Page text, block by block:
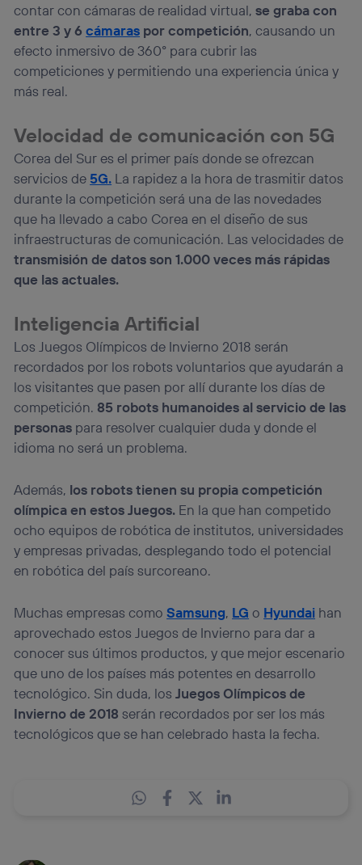
contar con cámaras de realidad virtual,se graba con
entre 3 y 6 cámaras por competición, causando un
efecto inmersivo de 360° para cubrir las
competiciones y permitiendo una experiencia única y
más real.
Velocidad de comunicación con 5G
Corea del Sur es el primer país donde se ofrezcan
servicios de 5G. La rapidez a la hora de trasmitir datos
durante la competición será una de las novedades
que ha llevado a cabo Corea en el diseño de sus
infraestructuras de comunicación. Las velocidades de
transmisión de datos son 1.000 veces más rápidas
que las actuales.
Inteligencia Artificial
Los Juegos Olímpicos de Invierno 2018 serán
recordados por los robots voluntarios que ayudarán a
los visitantes que pasen por allí durante los días de
competición. 85 robots humanoides al servicio de las
personas para resolver cualquier duda y donde el
idioma no será un problema.
Además, los robots tienen su propia competición
olímpica en estos Juegos. En la que han competido
ocho equipos de robótica de institutos, universidades
y empresas privadas, desplegando todo el potencial
en robótica del país surcoreano.
Muchas empresas comoSamsung, LG o Hyundai han
aprovechado estos Juegos de Invierno para dar a
conocer sus últimos productos, y que mejor escenario
que uno de los países más potentes en desarrollo
tecnológico. Sin duda, losJuegos Olímpicos de
Invierno de 2018 serán recordados por ser los más
tecnológicos que se han celebrado hasta la fecha.